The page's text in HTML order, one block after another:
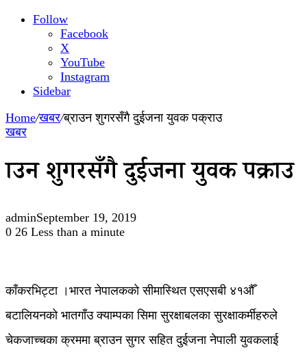
Follow
Facebook
X
YouTube
Instagram
Sidebar
Home/खबर/ब्राउन शुगरसँगै दुईजना युवक पक्राउ
खबर
ब्राउन शुगरसँगै दुईजना युवक पक्राउ
adminSeptember 19, 2019
0 26 Less than a minute
काँकरभिट्टा ।भारत नेपालकको सीमास्थित एसएसबी ४१औँ
बटालियनको भातगाँउ क्याम्पका सिमा सुरक्षाबलका सुरक्षाकर्मीहरुले
चेकजाच्चका क्रममा ब्राउन सुगर सहित दुईजना नेपाली युवकलाई